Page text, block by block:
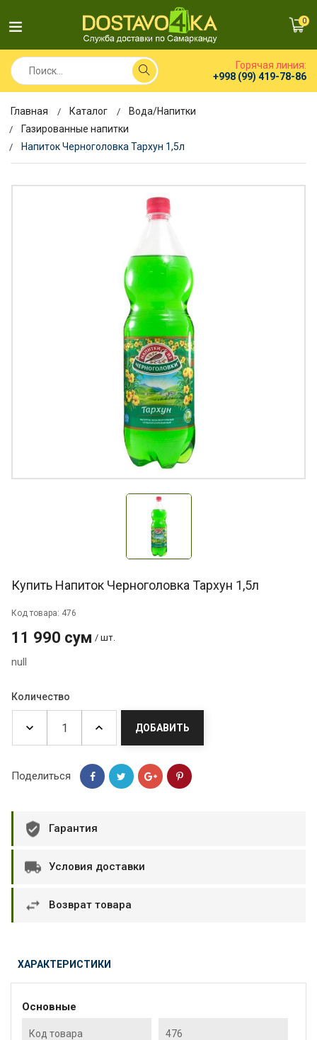
0
Горячая линия:
+998 (99) 419-78-86
Главная Каталог
Вода/Напитки
Газированные напитки
Напиток Черноголовка Тархун 1,5л
Купить Напиток Черноголовка Тархун 1,5л
Код товара: 476
11 990 сум / шт.
null
Количество
ДОБАВИТЬ
Поделиться
Гарантия
Условия доставки
Возврат товара
ХАРАКТЕРИСТИКИ
Основные
Код товара 476